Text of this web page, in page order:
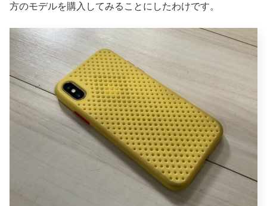
方のモデルを購入してみることにしたわけです。